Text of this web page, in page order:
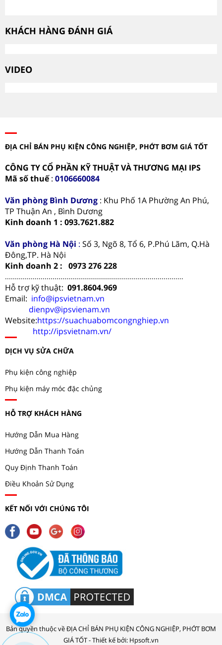
KHÁCH HÀNG ĐÁNH GIÁ
VIDEO
ĐỊA CHỈ BÁN PHỤ KIỆN CÔNG NGHIỆP, PHỚT BƠM GIÁ TỐT
CÔNG TY CỔ PHẦN KỸ THUẬT VÀ THƯƠNG MẠI IPS
Mã số thuế: 0106660084
Văn phòng Bình Dương : Khu Phố 1A Phường An Phú,
TP Thuận An , Bình Dương
Kinh doanh 1 : 093.7621.882
Văn phòng Hà Nội : Số 3, Ngõ 8, Tổ 6, P.Phú Lãm, Q.Hà
Đông,TP. Hà Nội
Kinh doanh 2 : 0973 276 228
..........................................................................................
Hỗ trợ kỹ thuật: 091.8604.969
Email: info@ipsvietnam.vn
dienpv@ipsvienam.vn
Website:https://suachuabomcongnghiep.vn
http://ipsvietnam.vn/
DỊCH VỤ SỬA CHỮA
Phụ kiện công nghiệp
Phụ kiện máy móc đặc chủng
HỖ TRỢ KHÁCH HÀNG
Hướng Dẫn Mua Hàng
Hướng Dẫn Thanh Toán
Quy Định Thanh Toán
Điều Khoản Sử Dụng
KẾT NỐI VỚI CHÚNG TÔI
Bản quyền thuộc về ĐỊA CHỈ BÁN PHỤ KIỆN CÔNG NGHIỆP, PHỚT BƠM
GIÁ TỐT - Thiết kế bởi: Hpsoft.vn